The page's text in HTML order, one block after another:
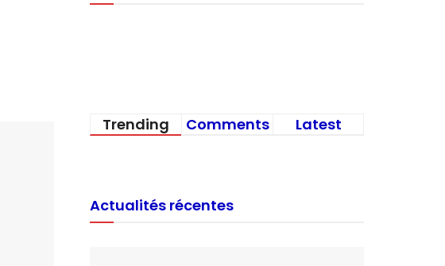
Trending Comments Latest
Actualités récentes